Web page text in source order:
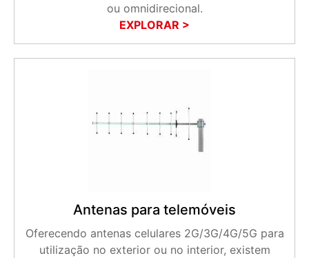
ou omnidirecional.
EXPLORAR >
Antenas para telemóveis
Oferecendo antenas celulares 2G/3G/4G/5G para
utilização no exterior ou no interior, existem